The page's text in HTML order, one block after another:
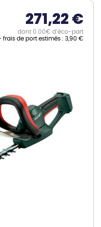
271,22 €
dont 0.00€ d’éco-part
frais de port estimés : 3,90 €